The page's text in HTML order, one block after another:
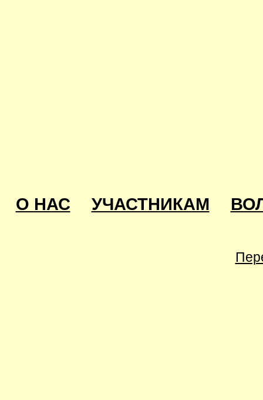
О НАС УЧАСТНИКАМ